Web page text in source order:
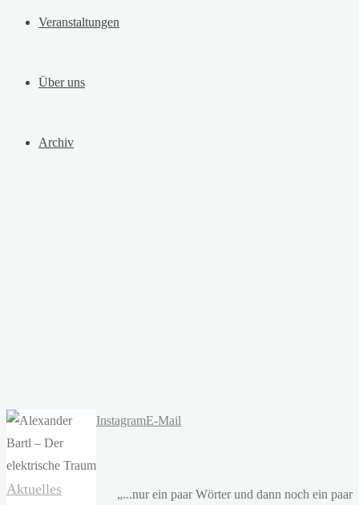
Veranstaltungen
Über uns
Archiv
Aktuelles
InstagramE-Mail
„...nur ein paar Wörter und dann noch ein paar